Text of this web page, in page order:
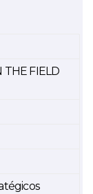
THE FIELD